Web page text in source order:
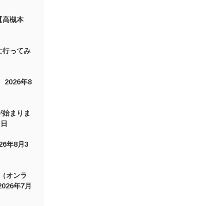
高槻本
行ってみ
2026年8
まりま
年8月3
オンラ
年7月